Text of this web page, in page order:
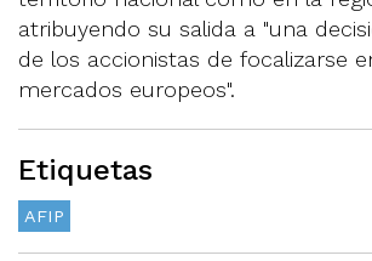
atribuyendo su salida a "una
de los accionistas de focalizarse
mercados europeos".
Etiquetas
AFIP